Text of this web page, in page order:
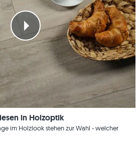
in Holzoptik
im Holzlook stehen zur Wahl - welcher